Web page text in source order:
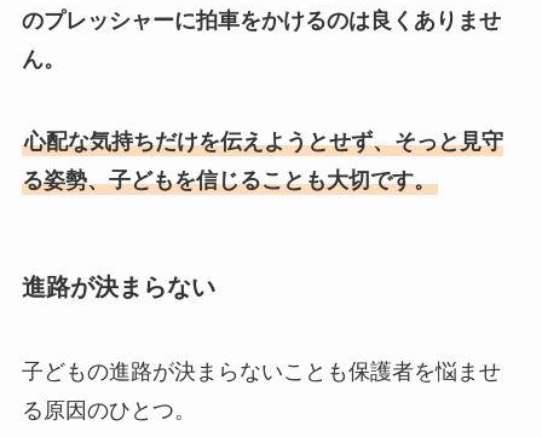
のプレッシャーに拍車をかけるのは良くありませ
ん。
心配な気持ちだけを伝えようとせず、そっと見守
る姿勢、子どもを信じることも大切です。
進路が決まらない
子どもの進路が決まらないことも保護者を悩ませ
る原因のひとつ。